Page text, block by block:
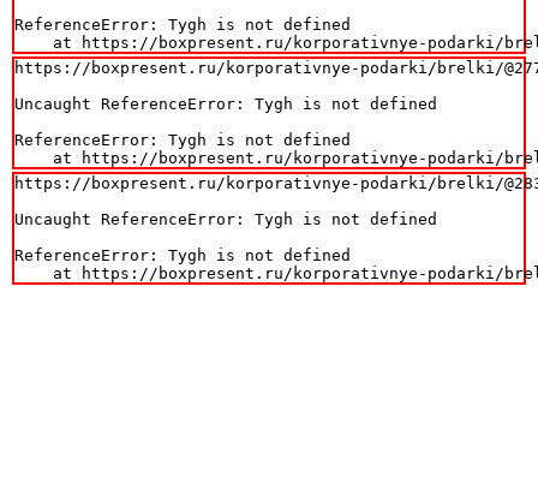
ReferenceError: Tygh is not defined
at https://boxpresent.ru/korporativnye-podarki/
https://boxpresent.ru/korporativnye-podarki/brelki/
Uncaught ReferenceError: Tygh is not defined
ReferenceError: Tygh is not defined
at https://boxpresent.ru/korporativnye-podarki/
https://boxpresent.ru/korporativnye-podarki/brelki/
Uncaught ReferenceError: Tygh is not defined
ReferenceError: Tygh is not defined
at https://boxpresent.ru/korporativnye-podarki/